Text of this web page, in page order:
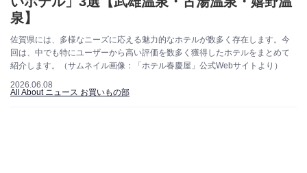
泉】
佐賀県には、多様なニーズに応える魅力的なホテルが数多く存在します。今
回は、中でも特にユーザーから高い評価を数多く獲得したホテルをまとめて
紹介します。（サムネイル画像：「ホテル春慶屋」公式Webサイトより）
2026.06.08
All About ニュース お買いもの部